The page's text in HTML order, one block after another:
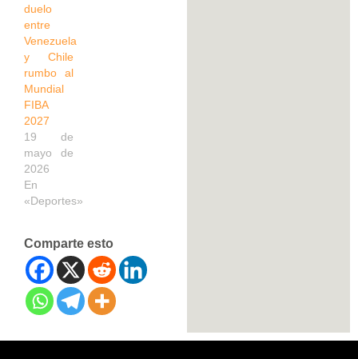
duelo
entre
Venezuela
y Chile
rumbo al
Mundial
FIBA
2027
19 de
mayo de
2026
En
«Deportes»
Comparte esto